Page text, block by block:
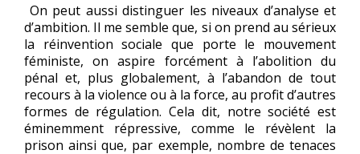
On peut aussi distinguer les niveaux d’analyse et
d’ambition. Il me semble que, si on prend au sérieux
la réinvention sociale que porte le mouvement
féministe, on aspire forcément à l’abolition du
pénal et, plus globalement, à l’abandon de tout
recours à la violence ou à la force, au profit d’autres
formes de régulation. Cela dit, notre société est
éminemment répressive, comme le révèlent la
prison ainsi que, par exemple, nombre de tenaces